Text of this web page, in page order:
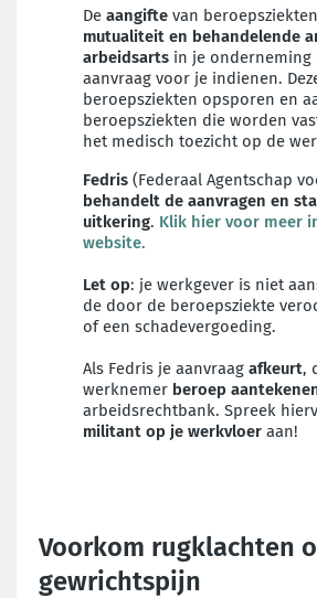
De aangifte van
mutualiteit en behandelende
arbeidsarts in je onderneming
aanvraag voor je indienen.
beroepsziekten opsporen en
beroepsziekten die worden
het medisch toezicht op de
Fedris (Federaal Agentschap
behandelt de aanvragen en
uitkering. Klik hier voor meer
website.
Let op: je werkgever is niet
de door de beroepsziekte
of een schadevergoeding.
Als Fedris je aanvraag afkeurt,
werknemer beroep
arbeidsrechtbank. Spreek
militant op je werkvloer aan!
Voorkom rugklachten
gewrichtspijn